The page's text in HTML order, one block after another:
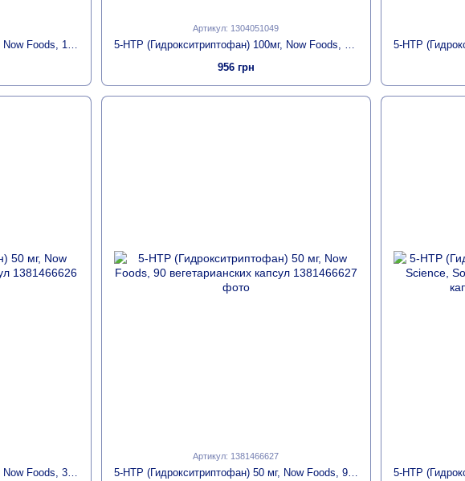
5-HTP (Гидрокситриптофан) 50 мг, Now Foods, 180 вегетарианских капсул
Артикул: 1304051049
5-HTP (Гидрокситриптофан) 100мг, Now Foods, 120 вегетарианских капсул
956 грн
Артикул: 1381466627
5-HTP (Гидрокситриптофан) 50 мг, Now Foods, 90 вегетарианских капсул